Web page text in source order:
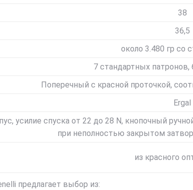
38
36,5
около 3.480 гр со
7 стандартных патронов,
Поперечный с красной проточкой,
Ergal
усилие спуска от 22 до 28 N, кнопочный
при неполностью закрытом
из красного
предлагает выбор из: